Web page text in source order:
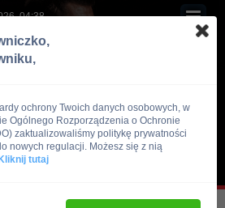
04:38
ochrony Twoich danych osobowych, w
Ogólnego Rozporządzenia o Ochronie
zaktualizowaliśmy politykę prywatności
nowych regulacji. Możesz się z nią
Kliknij tutaj